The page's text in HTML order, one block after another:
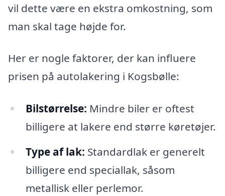
vil dette være en ekstra omkostning, som
man skal tage højde for.
Her er nogle faktorer, der kan influere
prisen på autolakering i Kogsbølle:
Bilstørrelse: Mindre biler er oftest
billigere at lakere end større køretøjer.
Type af lak: Standardlak er generelt
billigere end speciallak, såsom
metallisk eller perlemor.